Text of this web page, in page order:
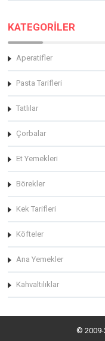
KATEGORİLER
Aperatifler
Pasta Tarifleri
Tatlılar
Çorbalar
Et Yemekleri
Börekler
Kek Tarifleri
Köfteler
Ana Yemekler
Kahvaltılıklar
© 2009-